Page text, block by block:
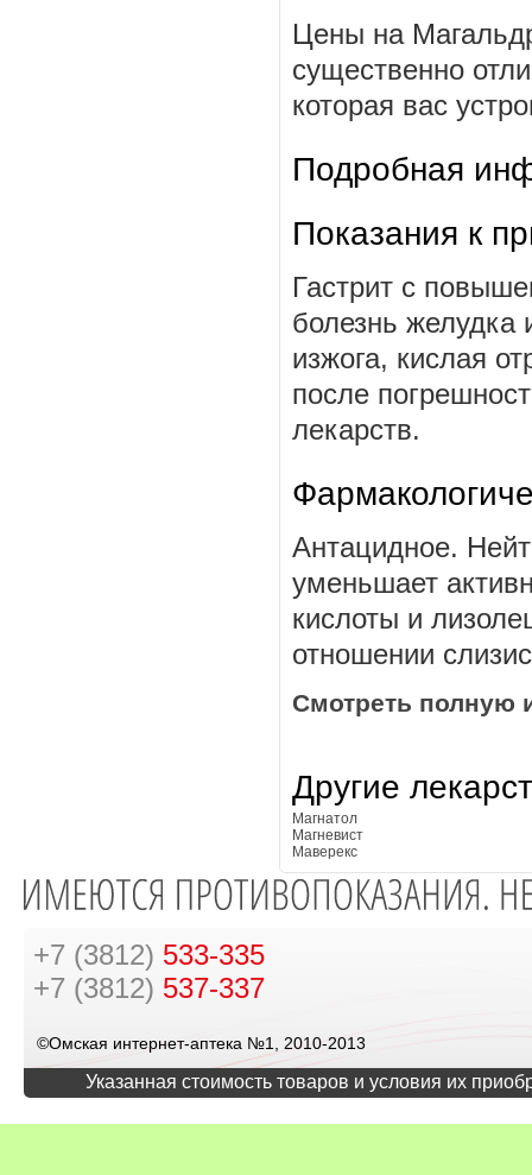
Цены на
существенно
которая вас
Подробная
Показания к
Гастрит с
болезнь желудка
изжога, кислая
после
лекарств.
Антацидное.
уменьшает
кислоты и
отношении
Смотреть полную
Другие
Магнатол
Магневист
Маверекс
+7 (3812) 533-335
+7 (3812) 537-337
©Омская интернет-аптека №1, 2010-2013
Указанная стоимость товаров и условия их